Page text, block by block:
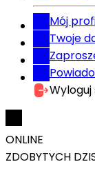
Mój
Twoje
Wyloguj
ONLINE
ZDOBYTYCH